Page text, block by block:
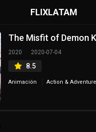
FLIXLATAM
The Misfit of Demon
2020 2020-07-04
8.5
Animación Action & Adventure